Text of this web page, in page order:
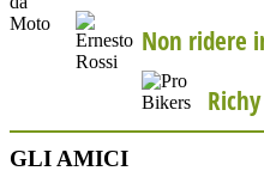
Non ridere
GLI AMICI